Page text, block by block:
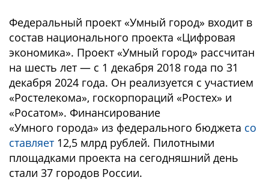
Федеральный проект «Умный город» входит в
состав национального проекта «Цифровая
экономика». Проект «Умный город» рассчитан
на шесть лет — с 1 декабря 2018 года по 31
декабря 2024 года. Он реализуется с участием
«Ростелекома», госкорпораций «Ростех» и
«Росатом». Финансирование
«Умного города» из федерального бюджета со
ставляет 12,5 млрд рублей. Пилотными
площадками проекта на сегодняшний день
стали 37 городов России.